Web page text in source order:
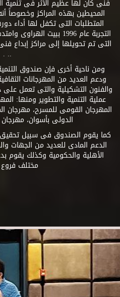
فنى كان لها عظيم الأثر فى تنمية
المحيطين بهذه المراكز وخصوصاً
المتطلبات التى تكفل لها أداء
التجربة عام 1996 ببيت
.. .
ومن ناحية أخرى فإن صندوق
ودعم العديد من المهرجانات
والفنون التشكيلية والتى تعمل
عملية التنمية والتطوير ومنها:
المهرجان القومى للمسرح، مهرجان
الدولى بأسوان،
كما يقوم الصندوق فى سبيل تحقيق
الدعم المادى للعديد من الجهات
الأهلية والحكومية وكذلك يقوم
مختلف فروع